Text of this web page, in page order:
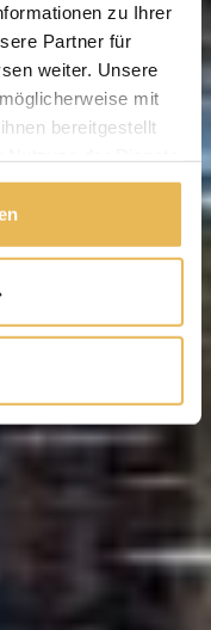
zu Ihrer
Partner für
weiter. Unsere
mit
bereitgestellt